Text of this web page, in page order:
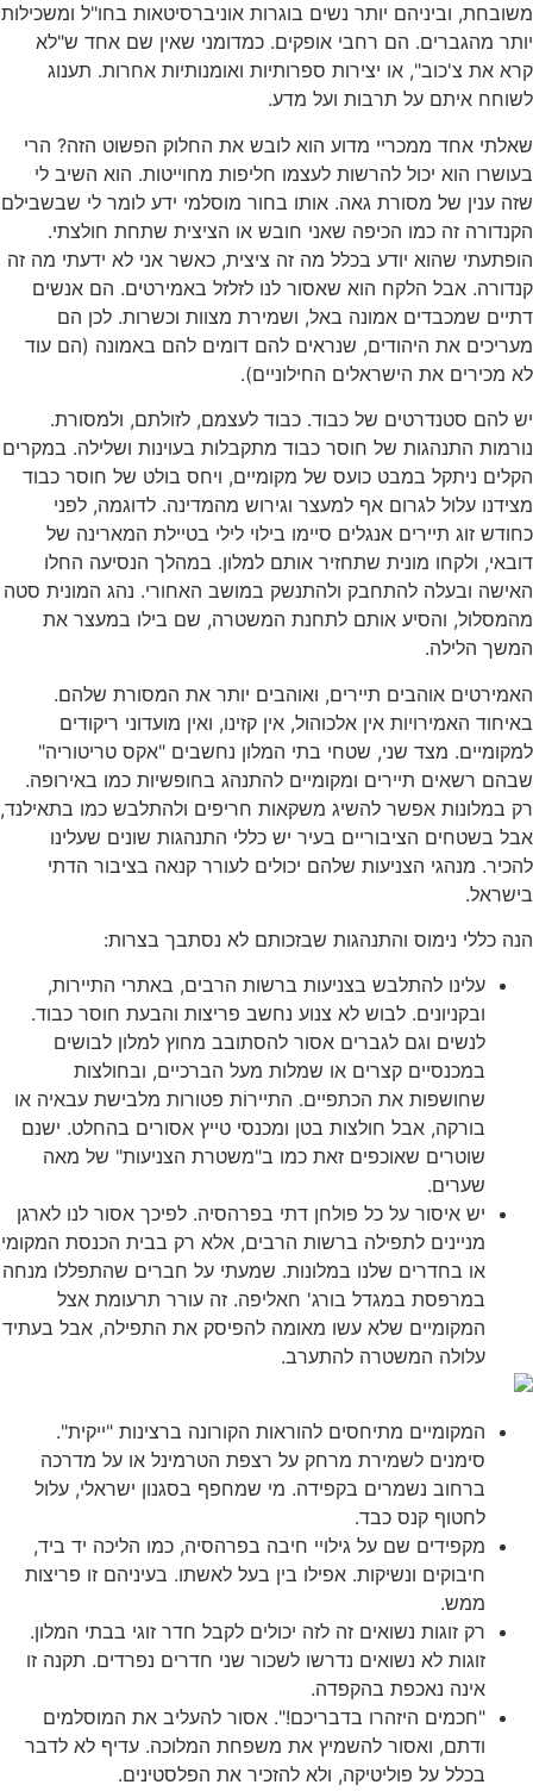
משובחת, וביניהם יותר נשים בוגרות אוניברסיטאות בחו"ל ומשכילות
יותר מהגברים. הם רחבי אופקים. כמדומני שאין שם אחד ש"לא
קרא את צ'כוב", או יצירות ספרותיות ואומנותיות אחרות. תענוג
לשוחח איתם על תרבות ועל מדע.
שאלתי אחד ממכריי מדוע הוא לובש את החלוק הפשוט הזה? הרי
בעושרו הוא יכול להרשות לעצמו חליפות מחוייטות. הוא השיב לי
שזה ענין של מסורת גאה. אותו בחור מוסלמי ידע לומר לי שבשבילם
הקנדורה זה כמו הכיפה שאני חובש או הציצית שתחת חולצתי.
הופתעתי שהוא יודע בכלל מה זה ציצית, כאשר אני לא ידעתי מה זה
קנדורה. אבל הלקח הוא שאסור לנו לזלזל באמירטים. הם אנשים
דתיים שמכבדים אמונה באל, ושמירת מצוות וכשרות. לכן הם
מעריכים את היהודים, שנראים להם דומים להם באמונה (הם עוד
לא מכירים את הישראלים החילוניים).
יש להם סטנדרטים של כבוד. כבוד לעצמם, לזולתם, ולמסורת.
נורמות התנהגות של חוסר כבוד מתקבלות בעוינות ושלילה. במקרים
הקלים ניתקל במבט כועס של מקומיים, ויחס בולט של חוסר כבוד
מצידנו עלול לגרום אף למעצר וגירוש מהמדינה. לדוגמה, לפני
כחודש זוג תיירים אנגלים סיימו בילוי לילי בטיילת המארינה של
דובאי, ולקחו מונית שתחזיר אותם למלון. במהלך הנסיעה החלו
האישה ובעלה להתחבק ולהתנשק במושב האחורי. נהג המונית סטה
מהמסלול, והסיע אותם לתחנת המשטרה, שם בילו במעצר את
המשך הלילה.
האמירטים אוהבים תיירים, ואוהבים יותר את המסורת שלהם.
באיחוד האמירויות אין אלכוהול, אין קזינו, ואין מועדוני ריקודים
למקומיים. מצד שני, שטחי בתי המלון נחשבים "אקס טריטוריה"
שבהם רשאים תיירים ומקומיים להתנהג בחופשיות כמו באירופה.
רק במלונות אפשר להשיג משקאות חריפים ולהתלבש כמו בתאילנד,
אבל בשטחים הציבוריים בעיר יש כללי התנהגות שונים שעלינו
להכיר. מנהגי הצניעות שלהם יכולים לעורר קנאה בציבור הדתי
בישראל.
הנה כללי נימוס והתנהגות שבזכותם לא נסתבך בצרות:
עלינו להתלבש בצניעות ברשות הרבים, באתרי התיירות,
ובקניונים. לבוש לא צנוע נחשב פריצות והבעת חוסר כבוד.
לנשים וגם לגברים אסור להסתובב מחוץ למלון לבושים
במכנסיים קצרים או שמלות מעל הברכיים, ובחולצות
שחושפות את הכתפיים. התיירוֹת פטורות מלבישת עבאיה או
בורקה, אבל חולצות בטן ומכנסי טייץ אסורים בהחלט. ישנם
שוטרים שאוכפים זאת כמו ב"משטרת הצניעות" של מאה
שערים.
יש איסור על כל פולחן דתי בפרהסיה. לפיכך אסור לנו לארגן
מניינים לתפילה ברשות הרבים, אלא רק בבית הכנסת המקומי
או בחדרים שלנו במלונות. שמעתי על חברים שהתפללו מנחה
במרפסת במגדל בורג' חאליפה. זה עורר תרעומת אצל
המקומיים שלא עשו מאומה להפיסק את התפילה, אבל בעתיד
עלולה המשטרה להתערב.
המקומיים מתיחסים להוראות הקורונה ברצינות "ייקית".
סימנים לשמירת מרחק על רצפת הטרמינל או על מדרכה
ברחוב נשמרים בקפידה. מי שמחפף בסגנון ישראלי, עלול
לחטוף קנס כבד.
מקפידים שם על גילויי חיבה בפרהסיה, כמו הליכה יד ביד,
חיבוקים ונשיקות. אפילו בין בעל לאשתו. בעיניהם זו פריצות
ממש.
רק זוגות נשואים זה לזה יכולים לקבל חדר זוגי בבתי המלון.
זוגות לא נשואים נדרשו לשכור שני חדרים נפרדים. תקנה זו
אינה נאכפת בהקפדה.
"חכמים היזהרו בדבריכם!". אסור להעליב את המוסלמים
ודתם, ואסור להשמיץ את משפחת המלוכה. עדיף לא לדבר
בכלל על פוליטיקה, ולא להזכיר את הפלסטינים.